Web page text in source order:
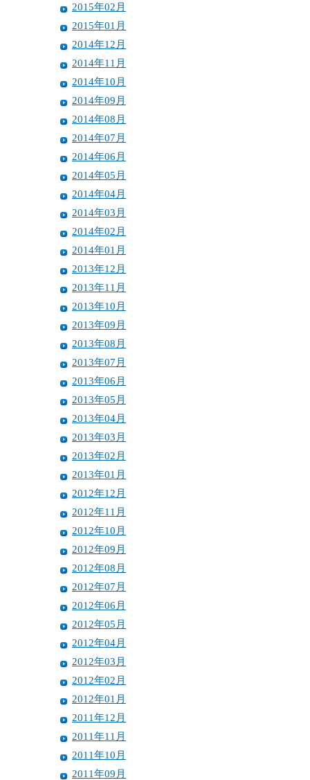
2015年02月
2015年01月
2014年12月
2014年11月
2014年10月
2014年09月
2014年08月
2014年07月
2014年06月
2014年05月
2014年04月
2014年03月
2014年02月
2014年01月
2013年12月
2013年11月
2013年10月
2013年09月
2013年08月
2013年07月
2013年06月
2013年05月
2013年04月
2013年03月
2013年02月
2013年01月
2012年12月
2012年11月
2012年10月
2012年09月
2012年08月
2012年07月
2012年06月
2012年05月
2012年04月
2012年03月
2012年02月
2012年01月
2011年12月
2011年11月
2011年10月
2011年09月